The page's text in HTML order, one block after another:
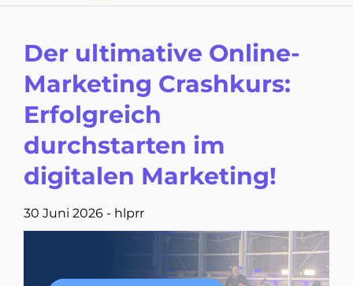
Der ultimative Online-
Marketing Crashkurs:
Erfolgreich
durchstarten im
digitalen Marketing!
30 Juni 2026 - hlprr